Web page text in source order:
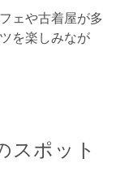
ェや古着屋が多
を楽しみなが
スポット